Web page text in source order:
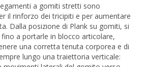
a gomiti stretti sono
il rinforzo dei tricipiti e per aumentare
Dalla posizione di Plank su gomiti, si
a portarle in blocco articolare,
una corretta tenuta corporea e di
lungo una traiettoria verticale: